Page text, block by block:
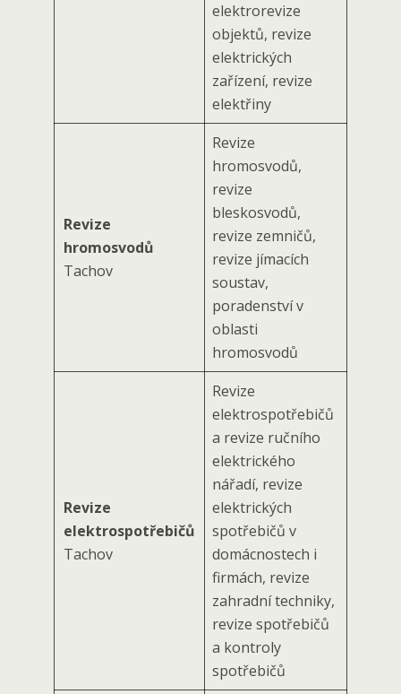
elektrorevize
objektů, revize
elektrických
zařízení, revize
elektřiny
Revize
hromosvodů
Tachov
Revize
hromosvodů,
revize
bleskosvodů,
revize zemničů,
revize jímacích
soustav,
poradenství v
oblasti
hromosvodů
Revize
elektrospotřebičů
Tachov
Revize
elektrospotřebičů
a revize ručního
elektrického
nářadí, revize
elektrických
spotřebičů v
domácnostech i
firmách, revize
zahradní techniky,
revize spotřebičů
a kontroly
spotřebičů